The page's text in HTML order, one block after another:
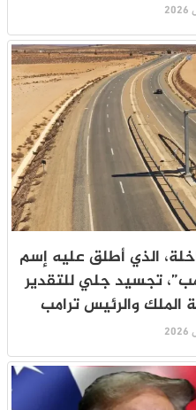
الذي أطلق عليه إسم
تجسيد جلي للتقدير
الملك والرئيس ترامب